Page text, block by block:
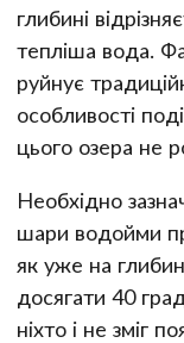
глибині
тепліша вода.
руйнує
особливості
цього озера не
Необхідно
шари водойми
як уже на
досягати 40
ніхто і не зміг